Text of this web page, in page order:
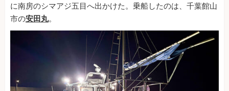
に南房のシマアジ五目へ出かけた。乗船したのは、千葉館山
市の安田丸。